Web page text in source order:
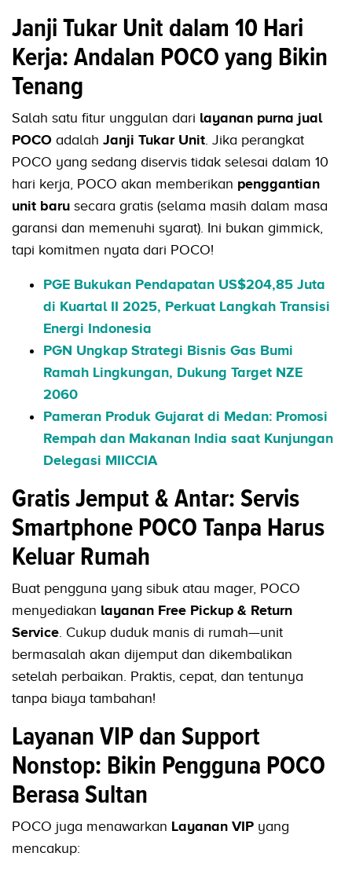
Janji Tukar Unit dalam 10 Hari
Kerja: Andalan POCO yang Bikin
Tenang
Salah satu fitur unggulan dari layanan purna jual
POCO adalah Janji Tukar Unit . Jika perangkat
POCO yang sedang diservis tidak selesai dalam 10
hari kerja, POCO akan memberikan penggantian
unit baru secara gratis (selama masih dalam masa
garansi dan memenuhi syarat). Ini bukan gimmick,
tapi komitmen nyata dari POCO!
PGE Bukukan Pendapatan US$204,85 Juta
di Kuartal II 2025, Perkuat Langkah Transisi
Energi Indonesia
PGN Ungkap Strategi Bisnis Gas Bumi
Ramah Lingkungan, Dukung Target NZE
2060
Pameran Produk Gujarat di Medan: Promosi
Rempah dan Makanan India saat Kunjungan
Delegasi MIICCIA
Gratis Jemput & Antar: Servis
Smartphone POCO Tanpa Harus
Keluar Rumah
Buat pengguna yang sibuk atau mager, POCO
menyediakan layanan Free Pickup & Return
Service . Cukup duduk manis di rumah—unit
bermasalah akan dijemput dan dikembalikan
setelah perbaikan. Praktis, cepat, dan tentunya
tanpa biaya tambahan!
Layanan VIP dan Support
Nonstop: Bikin Pengguna POCO
Berasa Sultan
POCO juga menawarkan Layanan VIP yang
mencakup: